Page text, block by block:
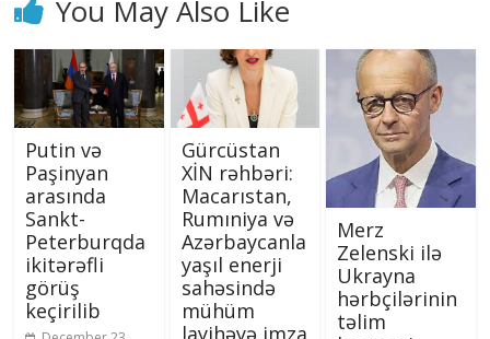
You May Also Like
Putin və
Paşinyan
arasında
Sankt-
Peterburqda
ikitərəfli
görüş
keçirilib
Gürcüstan
XİN rəhbəri:
Macarıstan,
Rumıniya və
Azərbaycanla
yaşıl enerji
sahəsində
mühüm
layihəyə imza
Merz
Zelenski ilə
Ukrayna
hərbçilərinin
təlim